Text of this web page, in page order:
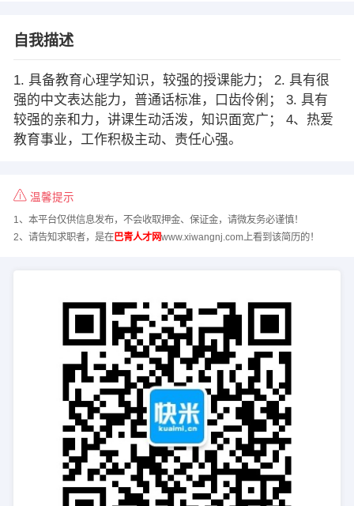
自我描述
1. 具备教育心理学知识，较强的授课能力； 2. 具有很
强的中文表达能力，普通话标准，口齿伶俐； 3. 具有
较强的亲和力，讲课生动活泼，知识面宽广； 4、热爱
教育事业，工作积极主动、责任心强。
温馨提示
1、本平台仅供信息发布，不会收取押金、保证金，请微友务必谨慎！
2、请告知求职者，是在巴青人才网www.xiwangnj.com上看到该简历的！